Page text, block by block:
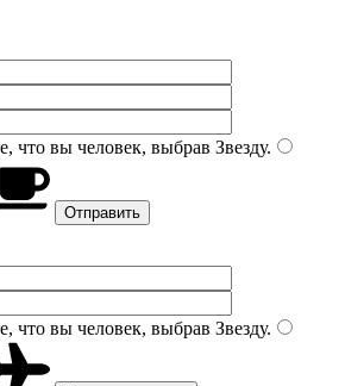
что вы человек, выбрав Звезду.
что вы человек, выбрав Звезду.